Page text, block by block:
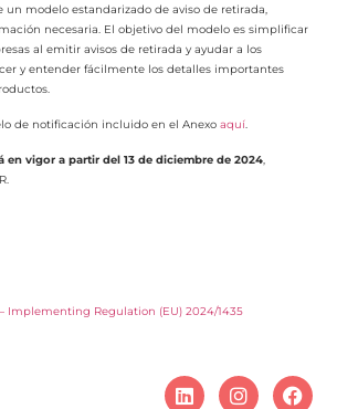
modelo estandarizado de aviso de retirada,
necesaria. El objetivo del modelo es simplificar
al emitir avisos de retirada y ayudar a los
y entender fácilmente los detalles importantes
de notificación incluido en el Anexoaquí.
en vigor a partir del 13 de diciembre de 2024,
Implementing Regulation (EU) 2024/1435